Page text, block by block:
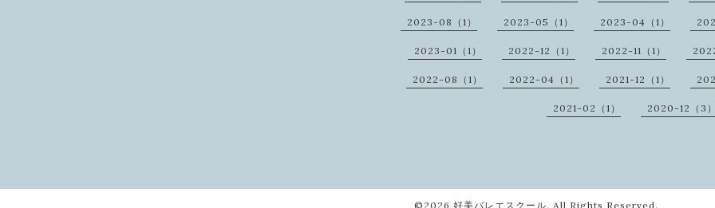
2023-08（1） 2023-05（1） 2023-04（1）
2023-01（1） 2022-12（1） 2022-11（1）
2022-08（1） 2022-04（1） 2021-12（1）
2021-02（1） 2020-12（3）
©2026 好美バレエスクール. All Rights Reserved.